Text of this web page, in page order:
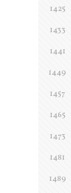
1425
1433
1441
1449
1457
1465
1473
1481
1489